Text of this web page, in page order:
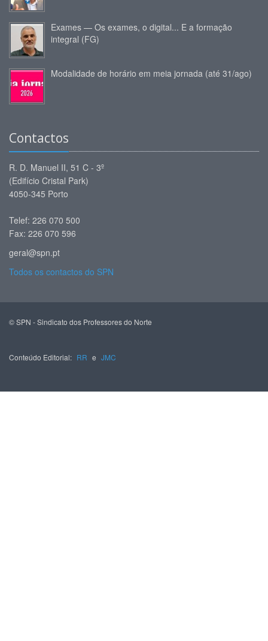
Exames — Os exames, o digital... E a formação
integral (FG)
Modalidade de horário em meia jornada (até 31/ago)
Contactos
R. D. Manuel II, 51 C - 3º
(Edifício Cristal Park)
4050-345 Porto
Telef: 226 070 500
Fax: 226 070 596
geral@spn.pt
Todos os contactos do SPN
© SPN - Sindicato dos Professores do Norte
Conteúdo Editorial: RR e JMC